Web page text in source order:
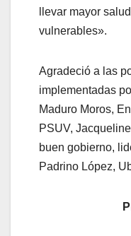
llevar mayor
vulnerables».
Agradeció a las
implementadas
Maduro Moros,
PSUV,
buen gobierno,
Padrino López,